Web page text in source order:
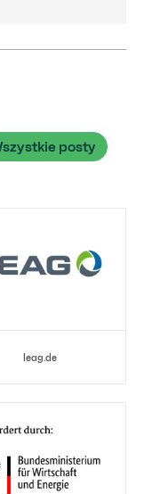
posty
leag.de